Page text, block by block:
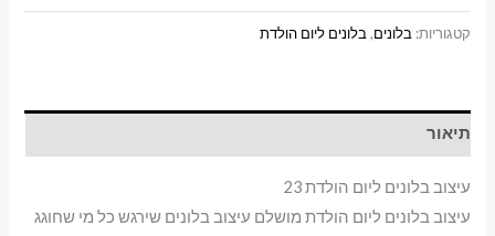
קטגוריות: בלונים, בלונים ליום הולדת
תיאור
עיצוב בלונים ליום הולדת 23
עיצוב בלונים ליום הולדת מושלם עיצוב בלונים שירגש כל מי שחוגג